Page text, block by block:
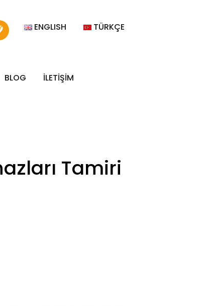
ENGLISH TÜRKÇE
BLOG İLETİŞİM
Tamiri